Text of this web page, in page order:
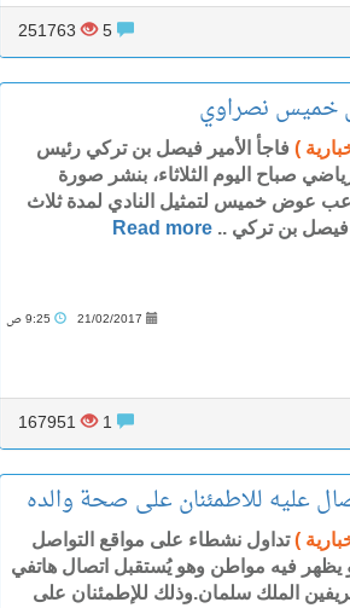
5
251763
خميس نصراوي
) فاجأ الأمير فيصل بن تركي رئيس
صباح اليوم الثلاثاء، بنشر صورة
عوض خميس لتمثيل النادي لمدة ثلاث
فيصل بن تركي .. Read more
21/02/2017 9:25 ص
1
167951
عليه للاطمئنان على صحة والده
)تداول نشطاء على مواقع التواصل
يظهر فيه مواطن وهو يُستقبل اتصال هاتفي
الملك سلمان.وذلك للإطمئنان على